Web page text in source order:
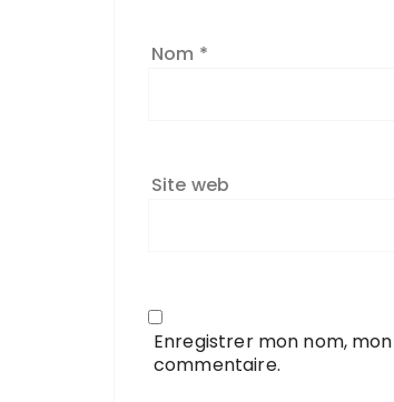
Nom *
Site web
Enregistrer mon nom,
commentaire.